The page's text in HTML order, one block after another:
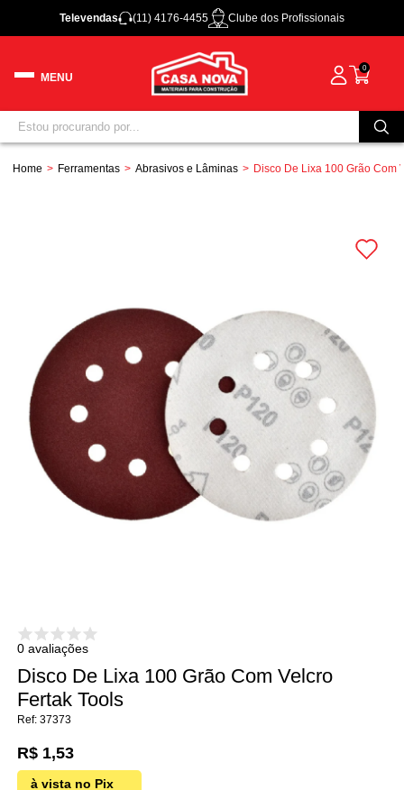
Televendas (11) 4176-4455 Clube dos Profissionais
0
Home Ferramentas Abrasivos e Lâminas Disco De Lixa 100 Grão Com
0 avaliações
Disco De Lixa 100 Grão Com Velcro
Fertak Tools
37373
R$ 1,53